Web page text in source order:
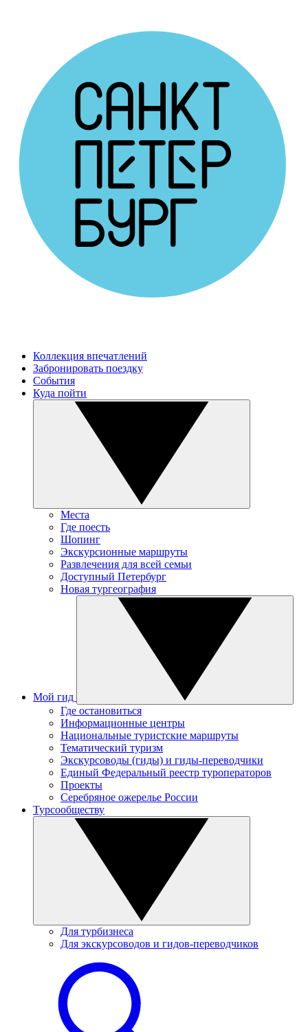
Коллекция впечатлений
Забронировать поездку
События
Куда пойти
Места
Где поесть
Шопинг
Экскурсионные маршруты
Развлечения для всей семьи
Доступный Петербург
Новая тургеография
Мой гид
Где остановиться
Информационные центры
Национальные туристские маршруты
Тематический туризм
Экскурсоводы (гиды) и гиды-переводчики
Единый Федеральный реестр туроператоров
Проекты
Серебряное ожерелье России
Турсообществу
Для турбизнеса
Для экскурсоводов и гидов-переводчиков